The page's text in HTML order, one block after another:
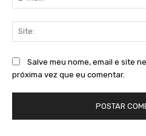
Salve meu nome, email e site
próxima vez que eu comentar.